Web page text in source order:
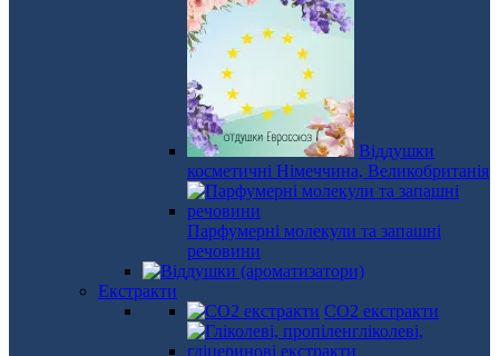
Віддушки
косметичні Німеччина, Великобританія
Парфумерні молекули та запашні
речовини
Екстракти
СО2 екстракти